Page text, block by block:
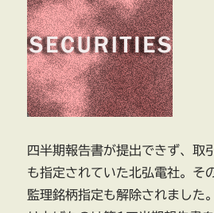
四半期報告書が提出できず、取
も指定されていた北弘電社。そ
監理銘柄指定も解除されました